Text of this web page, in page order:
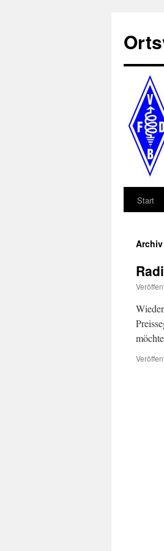
springen
Start